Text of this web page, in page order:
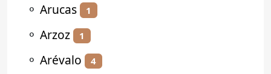
⚬ Arucas 1
⚬ Arzoz 1
⚬ Arévalo 4